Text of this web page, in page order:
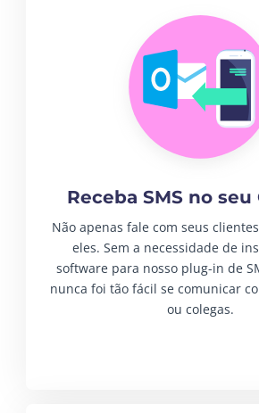
Receba SMS no
Não apenas fale com seus
eles. Sem a necessidade de
software para nosso plug-in de
nunca foi tão fácil se comunicar
ou colegas.